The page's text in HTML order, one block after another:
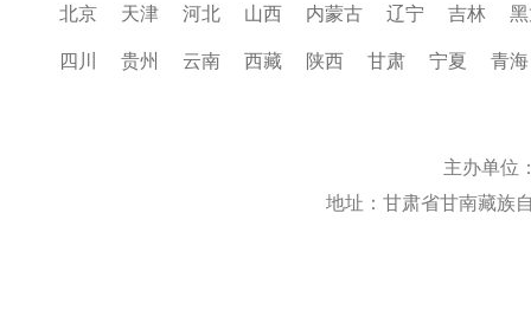
北京 天津 河北 山西 内蒙古 辽宁 吉林
四川 贵州 云南 西藏 陕西 甘肃 宁夏 青海
主办单位
地址：甘肃省甘南藏族